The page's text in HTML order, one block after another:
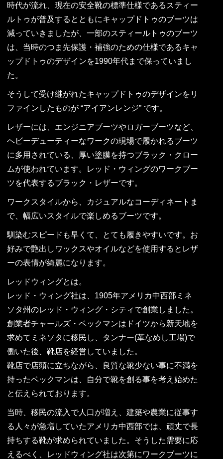
時代が流れ、現在の安全靴の標準仕様であるスティー
ルトゥが普及するとともにキャップドトゥのブーツは
減っていきましたが、一部のスティールトゥのブーツ
は、当時のつま先保護・補強のための仕様であるキャ
ップドトゥのデザインを1990年代まで保っていまし
た。
そうして受け継がれたキャップドトゥのデザインをリ
ファインしたものが “アイアンレンジ” です。
レザーには、エンジニアブーツやロガーブーツなど、
ヘビーデューティーなワークの現場で履かれるブーツ
に多用されている、厚い塗膜を持つブラック・クロー
ムが使われています。レッド・ウィングのワークブー
ツを代表するブラック・レザーです。
ワークスタイルから、カジュアルなコーディネートま
で、幅広いスタイルで楽しめるブーツです。
馴染むスピードも早くて、とても履きやすいです。お
好みで艶出しワックスやオイルなどを使用するとレザ
ーの表情が綺麗になります。
レッドウィングとは。
レッド・ウィング社は、1905年アメリカ中西部ミネ
ソタ州のレッド・ウィング・シティで創業しました。
創業者チャールズ・ベックマンはドイツから新天地を
求めてミネソタに移民し、タンナー(革なめし工場)で
働いた後、靴店を経営していました。
靴店で店頭に立ちながら、良質な靴少ない事に不満を
持ったベックマンは、自分で靴を創る事を考え始めた
と伝えられております。
当時、移民の流入で人口が増え、建築や農業に従事す
る人々が急増していたアメリカ中西部では、頑丈で長
持ちする靴が求められていました。そうした需要に応
えるべく、レッドウィング社は次第にワークブーツに